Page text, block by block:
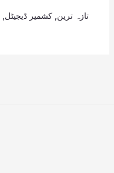
تازہ ترین کشمیر ڈیجیٹل